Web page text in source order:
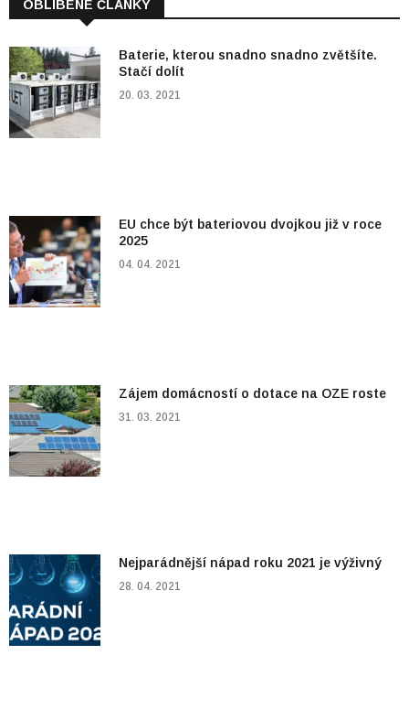
OBLÍBENÉ ČLÁNKY
Baterie, kterou snadno snadno zvětšíte.
Stačí dolít
20. 03. 2021
EU chce být bateriovou dvojkou již v roce
2025
04. 04. 2021
Zájem domácností o dotace na OZE roste
31. 03. 2021
Nejparádnější nápad roku 2021 je výživný
28. 04. 2021